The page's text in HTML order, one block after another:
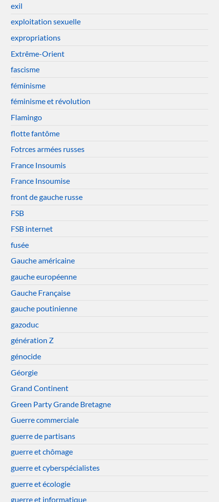
exil
exploitation sexuelle
expropriations
Extrême-Orient
fascisme
féminisme
féminisme et révolution
Flamingo
flotte fantôme
Fotrces armées russes
France Insoumis
France Insoumise
front de gauche russe
FSB
FSB internet
fusée
Gauche américaine
gauche européenne
Gauche Française
gauche poutinienne
gazoduc
génération Z
génocide
Géorgie
Grand Continent
Green Party Grande Bretagne
Guerre commerciale
guerre de partisans
guerre et chômage
guerre et cyberspécialistes
guerre et écologie
guerre et informatique